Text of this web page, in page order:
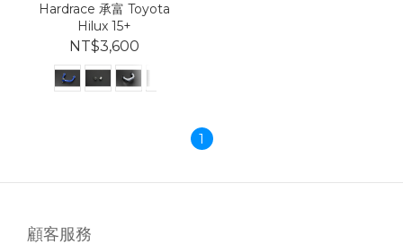
Hardrace 承富 Toyota
Hilux 15+
NT$3,600
1
顧客服務